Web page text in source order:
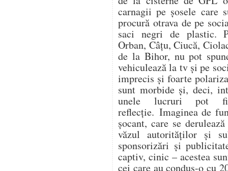
carnagii pe șosele care
procură otrava de pe
saci negri de plastic.
Orban, Câțu, Ciucă,
de la Bihor, nu pot
vehiculează la tv și pe
imprecis și foarte
sunt morbide și, deci,
unele lucruri pot
reflecție. Imaginea de
șocant, care se
văzul autorităților și
sponsorizări și
captiv, cinic – acestea
cei care au condus-o cu